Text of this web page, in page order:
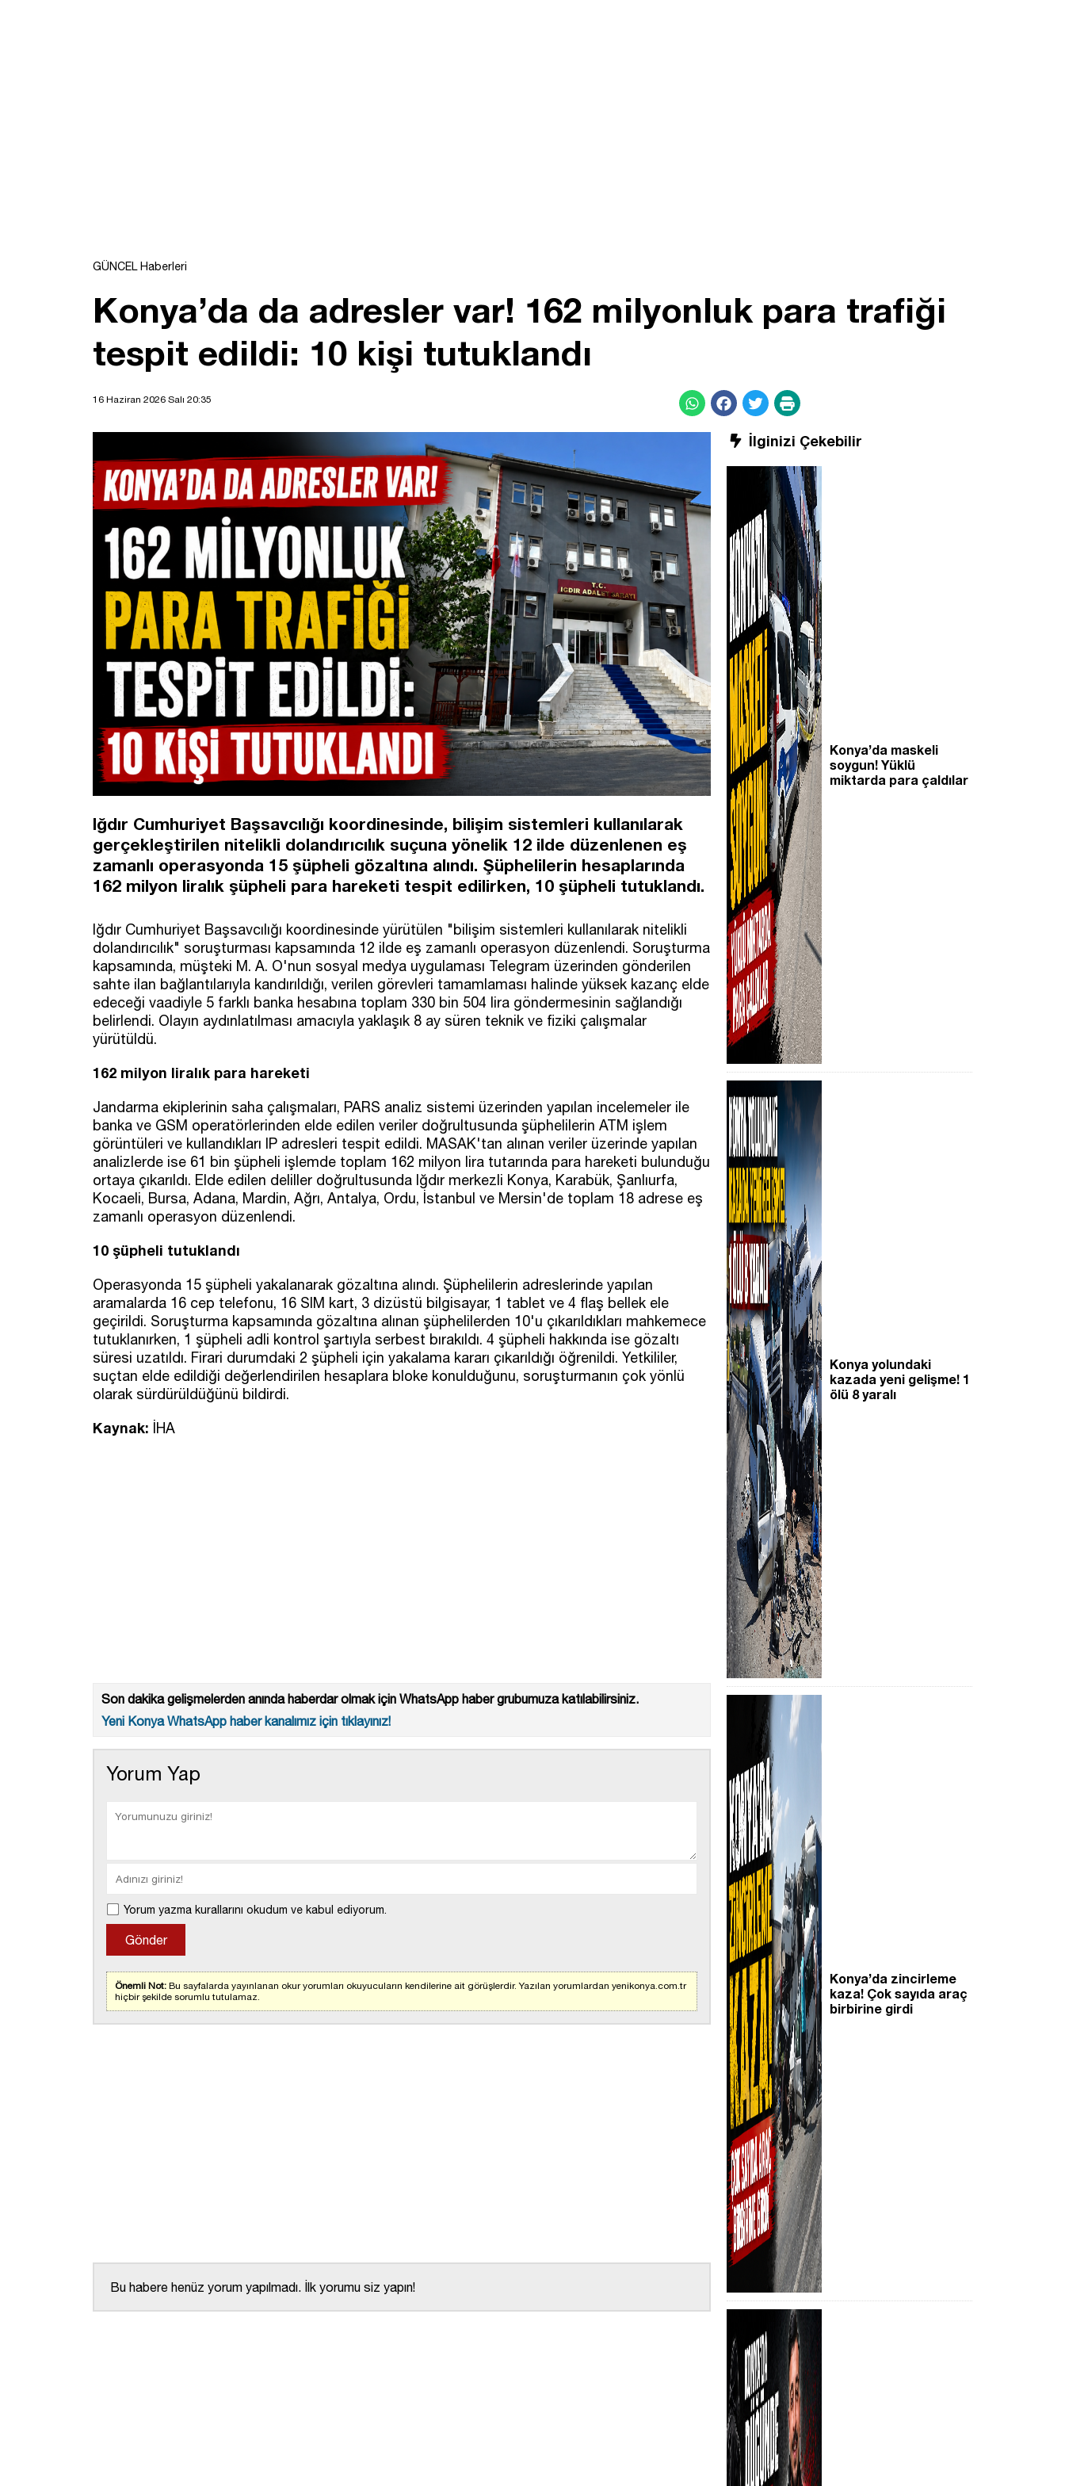
GÜNCEL Haberleri
Konya’da da adresler var! 162 milyonluk para trafiği
tespit edildi: 10 kişi tutuklandı
16 Haziran 2026 Salı 20:35
Iğdır Cumhuriyet Başsavcılığı koordinesinde, bilişim sistemleri kullanılarak
gerçekleştirilen nitelikli dolandırıcılık suçuna yönelik 12 ilde düzenlenen eş
zamanlı operasyonda 15 şüpheli gözaltına alındı. Şüphelilerin hesaplarında
162 milyon liralık şüpheli para hareketi tespit edilirken, 10 şüpheli tutuklandı.
Iğdır Cumhuriyet Başsavcılığı koordinesinde yürütülen "bilişim sistemleri kullanılarak nitelikli
dolandırıcılık" soruşturması kapsamında 12 ilde eş zamanlı operasyon düzenlendi. Soruşturma
kapsamında, müşteki M. A. O'nun sosyal medya uygulaması Telegram üzerinden gönderilen
sahte ilan bağlantılarıyla kandırıldığı, verilen görevleri tamamlaması halinde yüksek kazanç elde
edeceği vaadiyle 5 farklı banka hesabına toplam 330 bin 504 lira göndermesinin sağlandığı
belirlendi. Olayın aydınlatılması amacıyla yaklaşık 8 ay süren teknik ve fiziki çalışmalar
yürütüldü.
162 milyon liralık para hareketi
Jandarma ekiplerinin saha çalışmaları, PARS analiz sistemi üzerinden yapılan incelemeler ile
banka ve GSM operatörlerinden elde edilen veriler doğrultusunda şüphelilerin ATM işlem
görüntüleri ve kullandıkları IP adresleri tespit edildi. MASAK'tan alınan veriler üzerinde yapılan
analizlerde ise 61 bin şüpheli işlemde toplam 162 milyon lira tutarında para hareketi bulunduğu
ortaya çıkarıldı. Elde edilen deliller doğrultusunda Iğdır merkezli Konya, Karabük, Şanlıurfa,
Kocaeli, Bursa, Adana, Mardin, Ağrı, Antalya, Ordu, İstanbul ve Mersin'de toplam 18 adrese eş
zamanlı operasyon düzenlendi.
10 şüpheli tutuklandı
Operasyonda 15 şüpheli yakalanarak gözaltına alındı. Şüphelilerin adreslerinde yapılan
aramalarda 16 cep telefonu, 16 SIM kart, 3 dizüstü bilgisayar, 1 tablet ve 4 flaş bellek ele
geçirildi. Soruşturma kapsamında gözaltına alınan şüphelilerden 10'u çıkarıldıkları mahkemece
tutuklanırken, 1 şüpheli adli kontrol şartıyla serbest bırakıldı. 4 şüpheli hakkında ise gözaltı
süresi uzatıldı. Firari durumdaki 2 şüpheli için yakalama kararı çıkarıldığı öğrenildi. Yetkililer,
suçtan elde edildiği değerlendirilen hesaplara bloke konulduğunu, soruşturmanın çok yönlü
olarak sürdürüldüğünü bildirdi.
Kaynak: İHA
Son dakika gelişmelerden anında haberdar olmak için WhatsApp haber grubumuza katılabilirsiniz.
Yeni Konya WhatsApp haber kanalımız için tıklayınız!
Yorum Yap
Yorum yazma kurallarını okudum ve kabul ediyorum.
Önemli Not: Bu sayfalarda yayınlanan okur yorumları okuyucuların kendilerine ait görüşlerdir. Yazılan yorumlardan yenikonya.com.tr
hiçbir şekilde sorumlu tutulamaz.
Bu habere henüz yorum yapılmadı. İlk yorumu siz yapın!
İlginizi Çekebilir
Konya’da maskeli
soygun! Yüklü
miktarda para çaldılar
Konya yolundaki
kazada yeni gelişme! 1
ölü 8 yaralı
Konya’da zincirleme
kaza! Çok sayıda araç
birbirine girdi